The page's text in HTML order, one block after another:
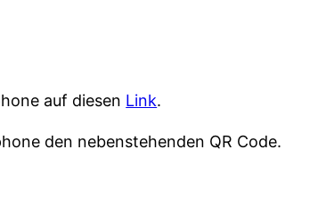
auf diesen Link.
den nebenstehenden QR Code.